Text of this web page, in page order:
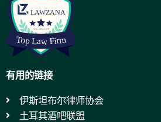
有用的链接
伊斯坦布尔律师协会
土耳其酒吧联盟